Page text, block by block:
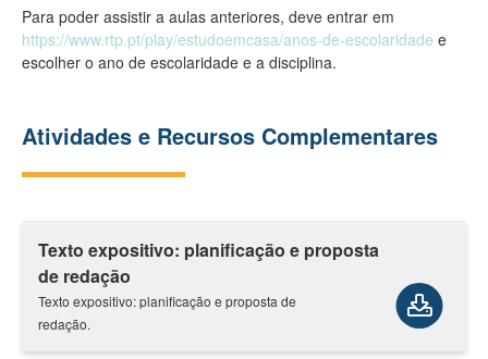
Para poder assistir a aulas anteriores, deve entrar em
https://www.rtp.pt/play/estudoemcasa/anos-de-escolaridade e
escolher o ano de escolaridade e a disciplina.
Atividades e Recursos Complementares
Texto expositivo: planificação e proposta
de redação
Texto expositivo: planificação e proposta de
redação.